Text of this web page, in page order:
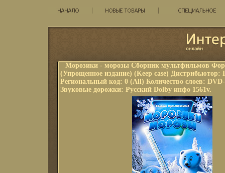
Морозики - морозы Сборник мультфильмов
(Упрощенное издание) (Keep case) Дистрибьютор:
Региональный код: 0 (All) Количество слоев:
Звуковые дорожки: Русский Dolby инфо 1561v.